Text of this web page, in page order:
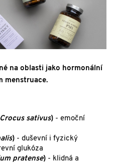
na oblasti jako hormonální
menstruace.
Crocus sativus) - emoční
) - duševní i fyzický
glukóza
pratense) - klidná a